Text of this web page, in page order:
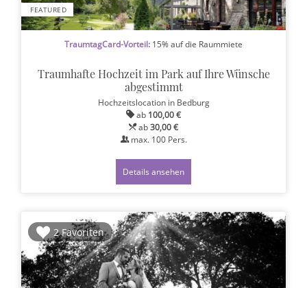
FEATURED
TraumtagCard-Vorteil: 15% auf die Raummiete
Traumhafte Hochzeit im Park auf Ihre Wünsche
abgestimmt
Hochzeitslocation in Bedburg
ab 100,00 €
ab30,00 €
max. 100Pers.
Details ansehen
2 Favoriten